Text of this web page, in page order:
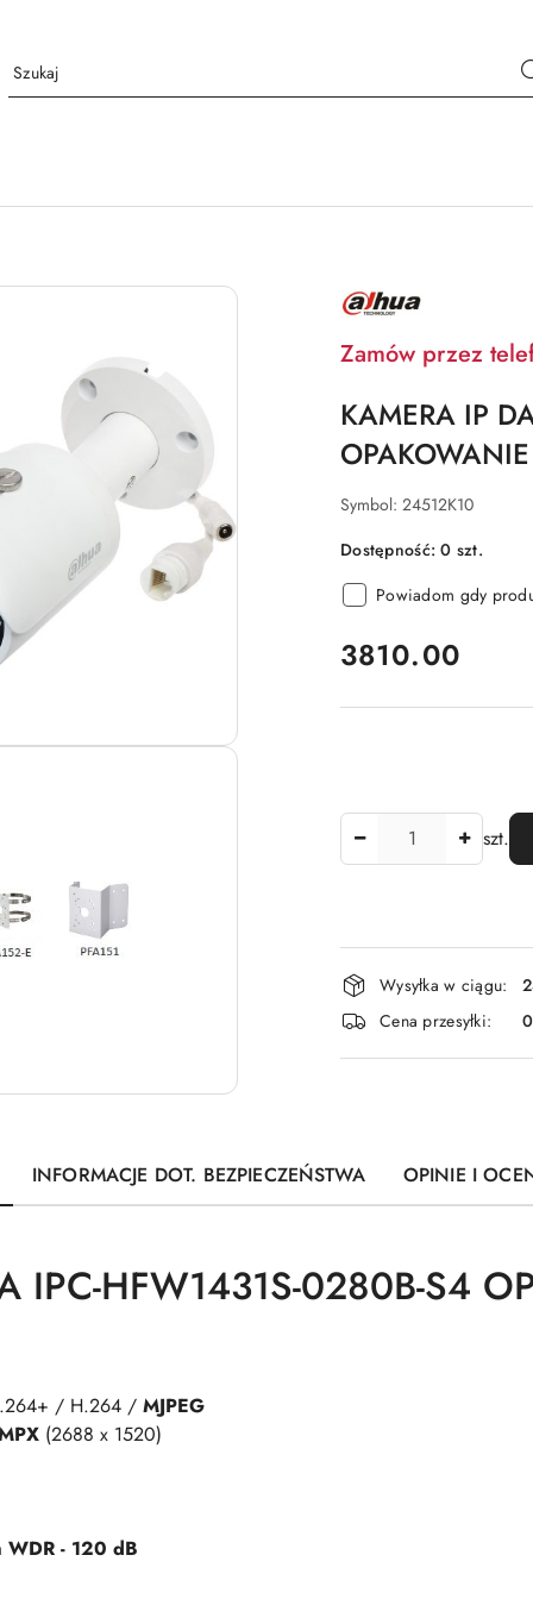
NAZWA
PRODUCENTA:
Zamów przez
KAMERA IP
Symbol: 24512K10
Dostępność:0 szt.
Powiadom gdy
cena:
3810.00
szt.
Dostępność
i
dostawa
Wysyłka w ciągu:
Cena przesyłki:
0
INFORMACJE DOT. BEZPIECZEŃSTWA OPINIE I
IPC-HFW1431S-0280B-S4
/ H.264 / MJPEG
(2688 x 1520)
WDR - 120 dB